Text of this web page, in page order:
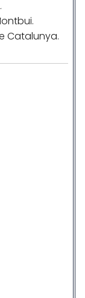
Catalunya.